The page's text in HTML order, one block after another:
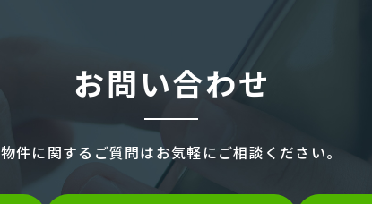
お問い合わせ
物件に関するご質問はお気軽にご相談ください。